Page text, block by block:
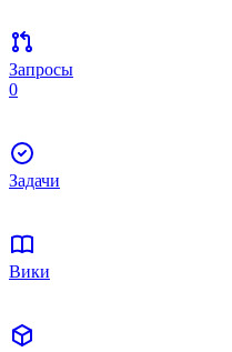
Запросы
0
Задачи
Вики